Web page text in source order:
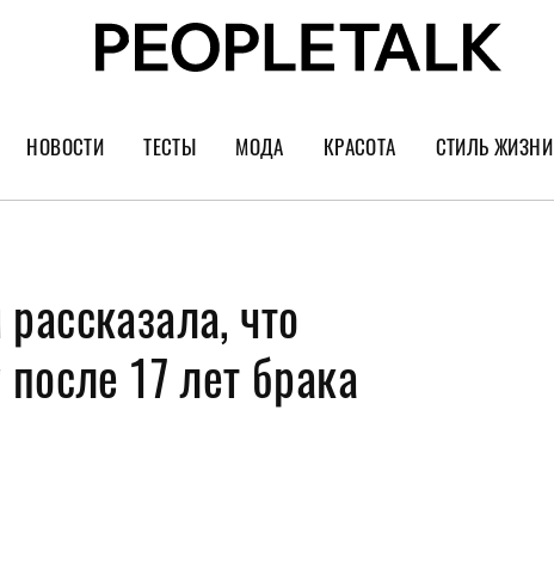
НОВОСТИ ТЕСТЫ МОДА
Тренды
Украшения и часы
КРАСОТА
Уход за лицом
Спорт
СТИЛЬ ЖИЗНИ
Культура
что
17 лет брака